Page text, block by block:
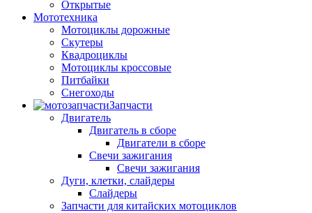
Открытые
Мототехника
Мотоциклы дорожные
Скутеры
Квадроциклы
Мотоциклы кроссовые
Питбайки
Снегоходы
Запчасти
Двигатель
Двигатель в сборе
Двигатели в сборе
Свечи зажигания
Свечи зажигания
Дуги, клетки, слайдеры
Слайдеры
Запчасти для китайских мотоциклов